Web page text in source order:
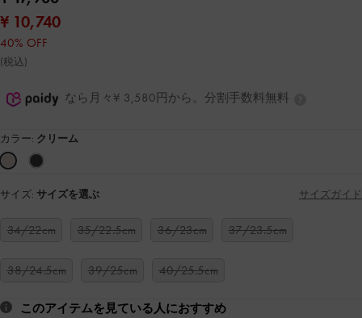
¥ 10,740
40% OFF
(税込)
なら月々¥ 3,580円から。分割手数料無料
カラー: クリーム
サイズ: サイズを選ぶ サイズガイド
34/22cm 35/22.5cm 36/23cm 37/23.5cm
38/24.5cm 39/25cm 40/25.5cm
このアイテムを見ている人におすすめ